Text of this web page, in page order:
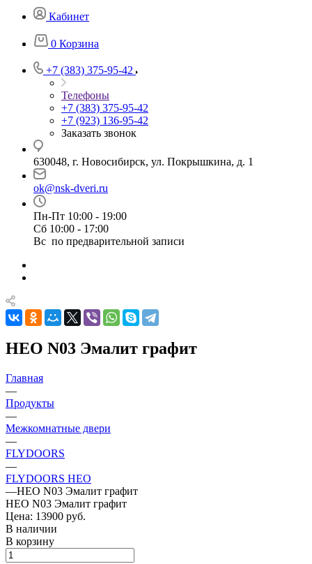
Кабинет
0 Корзина
+7 (383) 375-95-42
Телефоны
+7 (383) 375-95-42
+7 (923) 136-95-42
Заказать звонок
630048, г. Новосибирск, ул. Покрышкина, д. 1
ok@nsk-dveri.ru
Пн-Пт 10:00 - 19:00
Сб 10:00 - 17:00
Вс по предварительной записи
НЕО N03 Эмалит графит
Главная
—
Продукты
—
Межкомнатные двери
—
FLYDOORS
—
FLYDOORS НЕО
—НЕО N03 Эмалит графит
НЕО N03 Эмалит графит
Цена: 13900 руб.
В наличии
В корзину